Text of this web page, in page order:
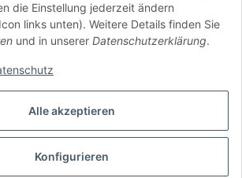
Alle akzeptieren
Konfigurieren
die Einstellung jederzeit ändern
links unten). Weitere Details finden Sie
und in unserer Datenschutzerklärung.
Vertrag widerrufen
USt., zzgl.Versand
© voltmaster.de
Powered byJTL-Shop